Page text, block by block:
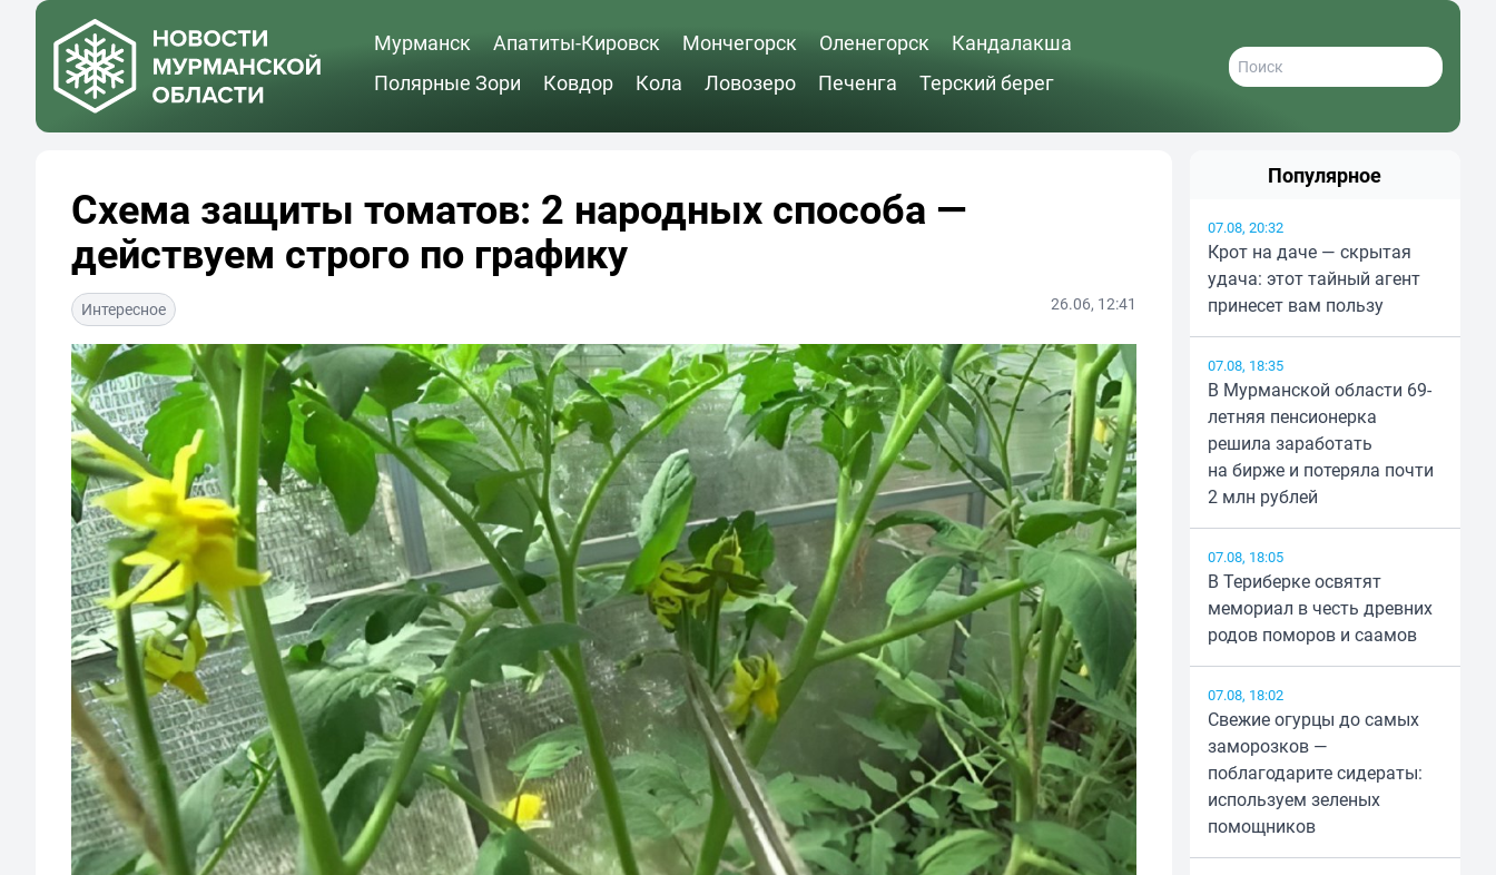
Мурманск Апатиты-Кировск Мончегорск Оленегорск
Кандалакша
Полярные Зори
Ковдор Кола Ловозеро Печенга Терский берег
Схема защиты томатов: 2 народных способа —
действуем строго по графику
Интересное 26.06, 12:41
Популярное
07.08, 20:32
Крот на даче — скрытая
удача: этот тайный агент
принесет вам пользу
07.08, 18:35
В Мурманской области 69-
летняя пенсионерка
решила заработать
на бирже и потеряла почти
2 млн рублей
07.08, 18:05
В Териберке освятят
мемориал в честь древних
родов поморов и саамов
07.08, 18:02
Свежие огурцы до самых
заморозков —
поблагодарите сидераты:
используем зеленых
помощников